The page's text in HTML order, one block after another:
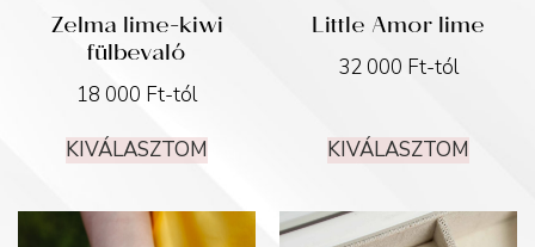
Zelma lime-kiwi
fülbevaló
18 000 Ft-tól
KIVÁLASZTOM
Little Amor lime
32 000 Ft-tól
KIVÁLASZTOM